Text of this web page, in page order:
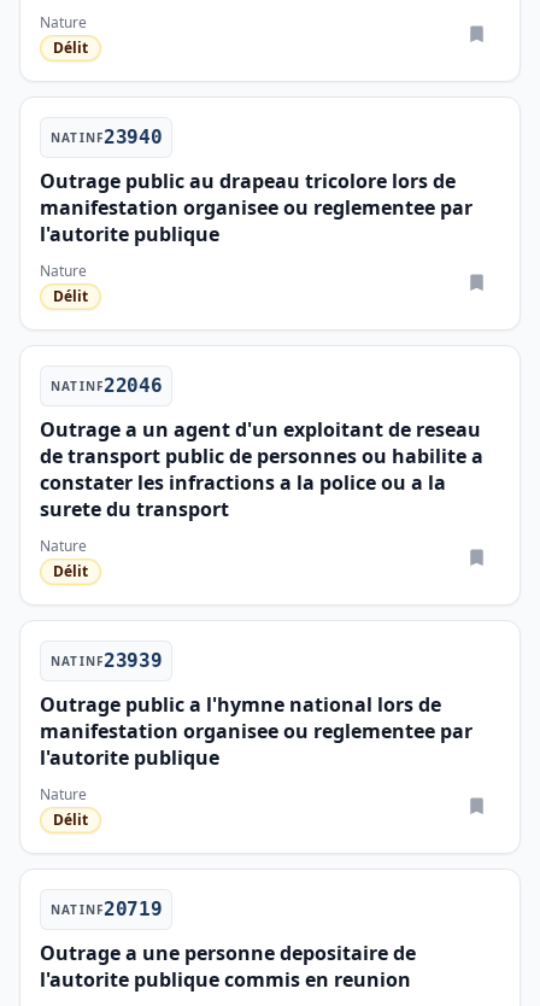
Nature
Délit
NATINF23940
Outrage public au drapeau tricolore lors de
manifestation organisee ou reglementee par
l'autorite publique
Nature
Délit
NATINF22046
Outrage a un agent d'un exploitant de reseau
de transport public de personnes ou habilite a
constater les infractions a la police ou a la
surete du transport
Nature
Délit
NATINF23939
Outrage public a l'hymne national lors de
manifestation organisee ou reglementee par
l'autorite publique
Nature
Délit
NATINF20719
Outrage a une personne depositaire de
l'autorite publique commis en reunion